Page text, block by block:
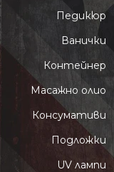
Педикюр
Ванички
Контейнер
Масажно олио
Консумативи
Подложки
UV лампи